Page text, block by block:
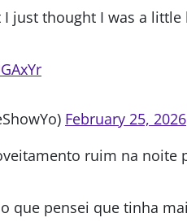
I just thought I was a
February 25, 2026
ruim na noite
que pensei que tinha